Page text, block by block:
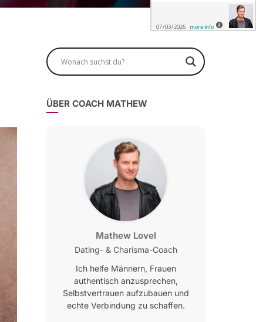
ÜBER COACH MATHEW
Mathew Lovel
Dating- & Charisma-Coach
Ich helfe Männern, Frauen
authentisch anzusprechen,
Selbstvertrauen aufzubauen und
echte Verbindung zu schaffen.